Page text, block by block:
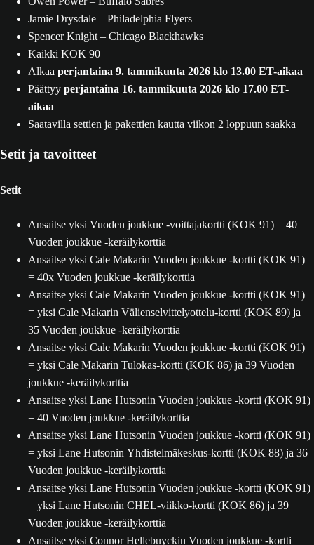
Jamie Drysdale – Philadelphia Flyers
Spencer Knight – Chicago Blackhawks
Kaikki KOK 90
Alkaa perjantaina 9. tammikuuta 2026 klo 13.00 ET-aikaa
Päättyy perjantaina 16. tammikuuta 2026 klo 17.00 ET-
aikaa
Saatavilla settien ja pakettien kautta viikon 2 loppuun saakka
Setit ja tavoitteet
Setit
Ansaitse yksi Vuoden joukkue -voittajakortti (KOK 91) = 40
Vuoden joukkue -keräilykorttia
Ansaitse yksi Cale Makarin Vuoden joukkue -kortti (KOK 91)
= 40x Vuoden joukkue -keräilykorttia
Ansaitse yksi Cale Makarin Vuoden joukkue -kortti (KOK 91)
= yksi Cale Makarin Välienselvittelyottelu-kortti (KOK 89) ja
35 Vuoden joukkue -keräilykorttia
Ansaitse yksi Cale Makarin Vuoden joukkue -kortti (KOK 91)
= yksi Cale Makarin Tulokas-kortti (KOK 86) ja 39 Vuoden
joukkue -keräilykorttia
Ansaitse yksi Lane Hutsonin Vuoden joukkue -kortti (KOK 91)
= 40 Vuoden joukkue -keräilykorttia
Ansaitse yksi Lane Hutsonin Vuoden joukkue -kortti (KOK 91)
= yksi Lane Hutsonin Yhdistelmäkeskus-kortti (KOK 88) ja 36
Vuoden joukkue -keräilykorttia
Ansaitse yksi Lane Hutsonin Vuoden joukkue -kortti (KOK 91)
= yksi Lane Hutsonin CHEL-viikko-kortti (KOK 86) ja 39
Vuoden joukkue -keräilykorttia
Ansaitse yksi Connor Hellebuyckin Vuoden joukkue -kortti